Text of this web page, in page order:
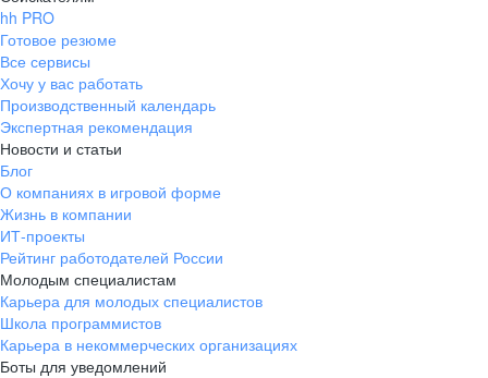
hh PRO
Готовое резюме
Все сервисы
Хочу у вас работать
Производственный календарь
Экспертная рекомендация
Новости и статьи
Блог
О компаниях в игровой форме
Жизнь в компании
ИТ-проекты
Рейтинг работодателей России
Молодым специалистам
Карьера для молодых специалистов
Школа программистов
Карьера в некоммерческих организациях
Боты для уведомлений